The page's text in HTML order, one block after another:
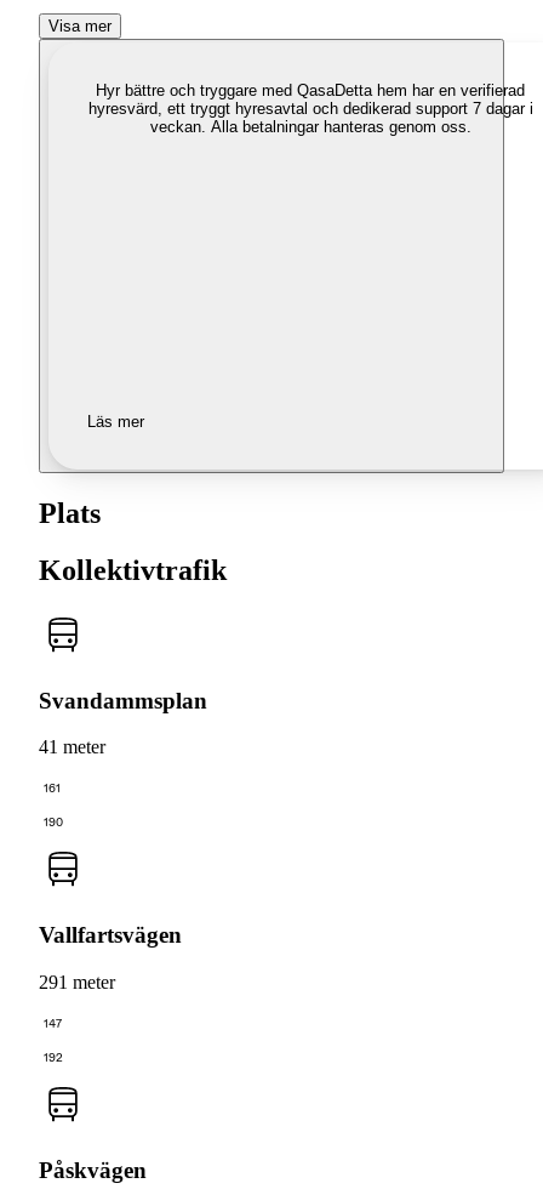
Visa mer
Hyr bättre och tryggare med QasaDetta hem har en verifierad
hyresvärd, ett tryggt hyresavtal och dedikerad support 7 dagar i
veckan. Alla betalningar hanteras genom oss.
Läs mer
Plats
Kollektivtrafik
Svandammsplan
41 meter
161
190
Vallfartsvägen
291 meter
147
192
Påskvägen